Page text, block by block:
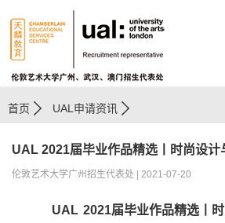
首页 UAL申请资讯
UAL 2021届毕业作品精选丨时尚设计
伦敦艺术大学广州招生代表处 | 2021-07-20
UAL 2021届毕业作品精选丨